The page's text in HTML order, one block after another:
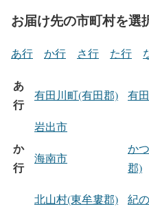
お届け先の市町村を選
あ行 か行 さ行 た行
あ
行
有田川町(有田郡) 有
岩出市
か
行
海南市
か
郡)
北山村(東牟婁郡) 紀